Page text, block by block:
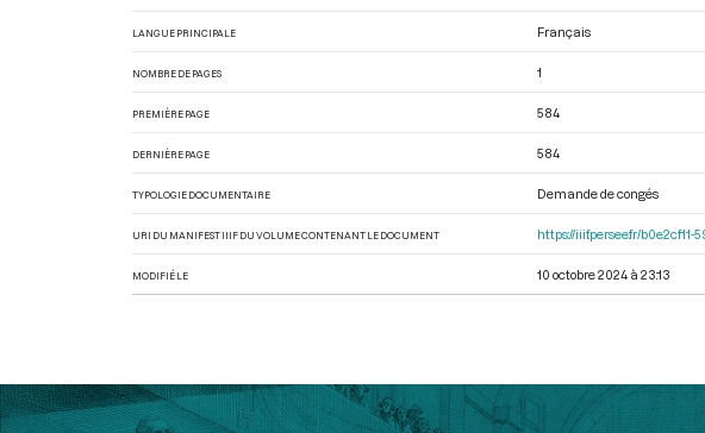
LANGUE PRINCIPALE Français
NOMBRE DE PAGES 1
PREMIÈRE PAGE 584
DERNIÈRE PAGE 584
TYPOLOGIE DOCUMENTAIRE Demande de congés
URI DU MANIFEST IIIF DU VOLUME CONTENANT LE DOCUMENT https://iiif.persee.fr/
MODIFIÉ LE 10 octobre 2024 à 23:13